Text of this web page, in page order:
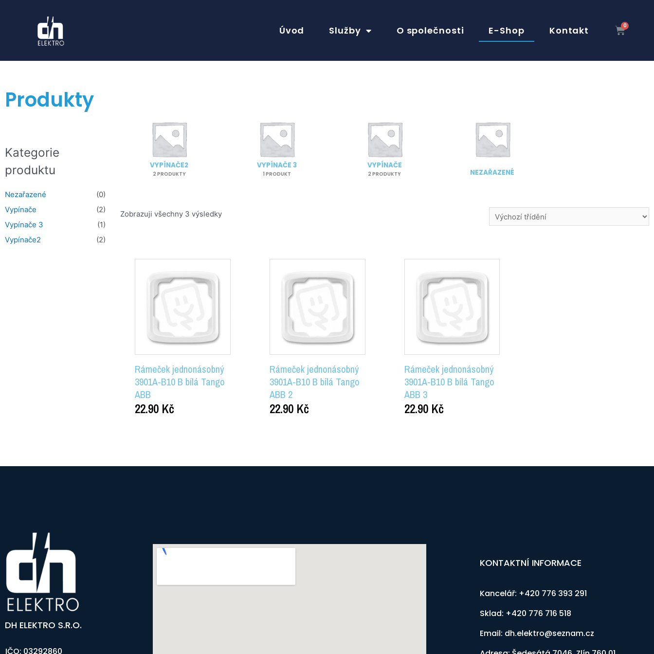
Úvod Služby O společnosti E-Shop Kontakt
Produkty
Kategorie
produktu
Nezařazené
(0)
Vypínače
(2)
Vypínače 3
(1)
Vypínače2
(2)
VYPÍNAČE2
2 PRODUKTY
VYPÍNAČE 3
1 PRODUKT
VYPÍNAČE
2 PRODUKTY NEZAŘAZENÉ
Zobrazuji všechny 3 výsledky
Rámeček jednonásobný
3901A-B10 B bílá Tango
ABB
22.90 Kč
Rámeček jednonásobný
3901A-B10 B bílá Tango
ABB 2
22.90 Kč
Rámeček jednonásobný
3901A-B10 B bílá Tango
ABB 3
22.90 Kč
DH ELEKTRO S.R.O.
IČO: 03292860
KONTAKTNÍ INFORMACE
Kancelář: +420 776 393 291
Sklad: +420 776 716 518
Email: dh.elektro@seznam.cz